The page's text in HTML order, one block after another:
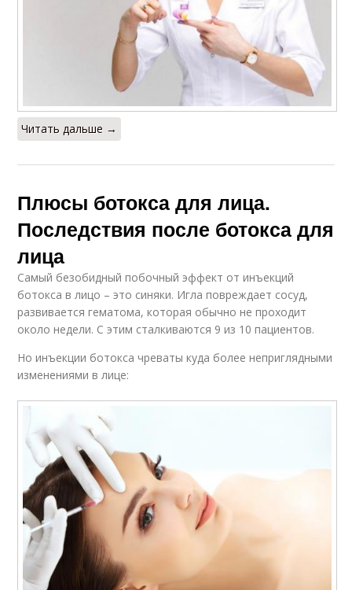
Читать дальше →
Плюсы ботокса для лица.
Последствия после ботокса для
лица
Самый безобидный побочный эффект от инъекций
ботокса в лицо – это синяки. Игла повреждает сосуд,
развивается гематома, которая обычно не проходит
около недели. С этим сталкиваются 9 из 10 пациентов.
Но инъекции ботокса чреваты куда более неприглядными
изменениями в лице: